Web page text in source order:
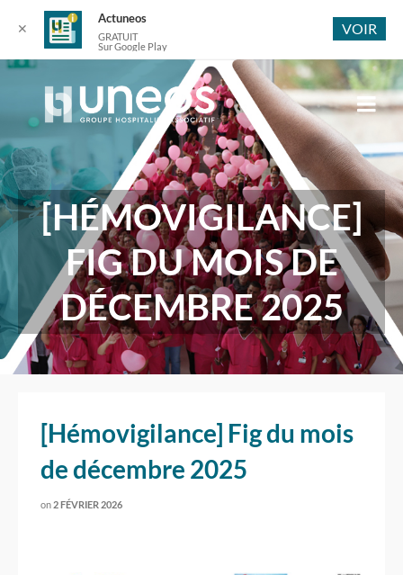
[HÉMOVIGILANCE]
FIG DU MOIS DE
DÉCEMBRE 2025
[Hémovigilance] Fig du mois
de décembre 2025
on 2 FÉVRIER 2026
✕
Actuneos
GRATUIT
Sur Google Play
VOIR